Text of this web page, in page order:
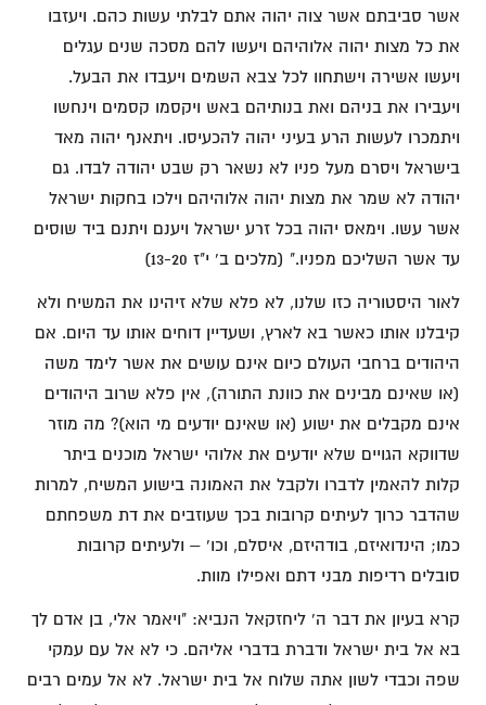
אשר סביבתם אשר צוה יהוה אתם לבלתי עשות כהם. ויעזבו
את כל מצות יהוה אלוהיהם ויעשו להם מסכה שנים עגלים
ויעשו אשירה וישתחוו לכל צבא השמים ויעבדו את הבעל.
ויעבירו את בניהם ואת בנותיהם באש ויקסמו קסמים וינחשו
ויתמכרו לעשות הרע בעיני יהוה להכעיסו. ויתאנף יהוה מאד
בישראל ויסרם מעל פניו לא נשאר רק שבט יהודה לבדו. גם
יהודה לא שמר את מצות יהוה אלוהיהם וילכו בחקות ישראל
אשר עשו. וימאס יהוה בכל זרע ישראל ויענם ויתנם ביד שוסים
עד אשר השליכם מפניו." (מלכים ב' י"ז 13-20)
לאור היסטוריה כזו שלנו, לא פלא שלא זיהינו את המשיח ולא
קיבלנו אותו כאשר בא לארץ, ושעדיין דוחים אותו עד היום. אם
היהודים ברחבי העולם כיום אינם עושים את אשר לימד משה
(או שאינם מבינים את כוונת התורה), אין פלא שרוב היהודים
אינם מקבלים את ישוע (או שאינם יודעים מי הוא)? מה מוזר
שדווקא הגויים שלא יודעים את אלוהי ישראל מוכנים ביתר
קלות להאמין לדברו ולקבל את האמונה בישוע המשיח, למרות
שהדבר כרוך לעיתים קרובות בכך שעוזבים את דת משפחתם
כמו; הינדואיזם, בודהיזם, איסלם, וכו' – ולעיתים קרובות
סובלים רדיפות מבני דתם ואפילו מוות.
קרא בעיון את דבר ה' ליחזקאל הנביא: "ויאמר אלי, בן אדם לך
בא אל בית ישראל ודברת בדברי אליהם. כי לא אל עם עמקי
שפה וכבדי לשון אתה שלוח אל בית ישראל. לא אל עמים רבים